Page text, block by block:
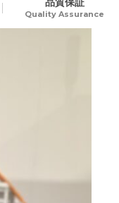
適化
Quality Assurance